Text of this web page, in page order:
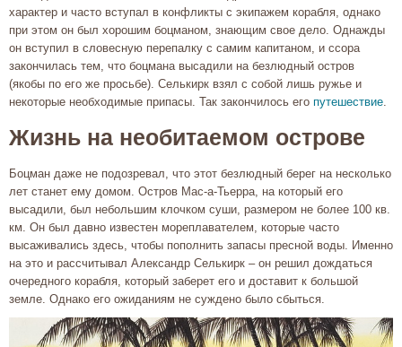
характер и часто вступал в конфликты с экипажем корабля, однако
при этом он был хорошим боцманом, знающим свое дело. Однажды
он вступил в словесную перепалку с самим капитаном, и ссора
закончилась тем, что боцмана высадили на безлюдный остров
(якобы по его же просьбе). Селькирк взял с собой лишь ружье и
некоторые необходимые припасы. Так закончилось его путешествие
Жизнь на необитаемом острове
Боцман даже не подозревал, что этот безлюдный берег на несколько
лет станет ему домом. Остров Мас-а-Тьерра, на который его
высадили, был небольшим клочком суши, размером не более 100 кв.
км. Он был давно известен мореплавателем, которые часто
высаживались здесь, чтобы пополнить запасы пресной воды. Именно
на это и рассчитывал Александр Селькирк – он решил дождаться
очередного корабля, который заберет его и доставит к большой
земле. Однако его ожиданиям не суждено было сбыться.